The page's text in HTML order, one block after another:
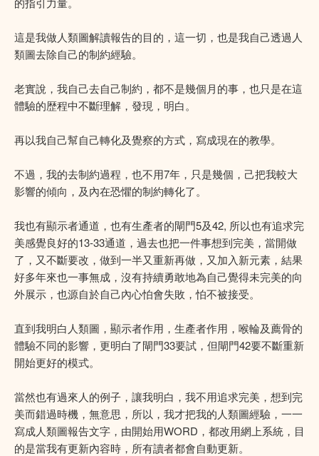
這是我做人類圖解讀報告的目的，這一切，也是我自己透過人
類圖去除自己的制約經驗。
老實說，我自己去自己制約，都不是幾個月的事，也只是在這
體驗的歴程中不斷理解，發現，明白。
再以我自己幫自己轉化及覺察的方式，寫成現在的教學。
不過，我的去制約過程，也不用7年，只是幾個，己把我較大
影響的傾向，及內在恐懼的制約轉化了。
我也有顯示者通道，也有生產者的閘門5及42, 所以也有追求完
美感覺良好的13-33通道，過去也把一件事想到完美，當開做
了，又不斷要改，做到一半又重新再做，又加入新元素，結果
好多年來也一事無成，沒有持續勇敢地為自己覺得未完美的向
外展示，也源自於自己內心怕會失敗，怕不被接受。
直到我明白人類圖，顯示者作用，生產者作用，喉輪及薦骨的
體驗不同的影響，更明白了閘門33要試，但閘門42要不斷重新
開始更好的模式。
當然也有過來人的例子，讓我明白，我不用追求完美，想到完
美而錯過時機，無意思，所以，我才把我的人類圖經驗，一一
寫成人類圖報告文字，由開始用WORD，都改用網上系統，目
的是當我有更新內容時，所有讀者都會自動更新。